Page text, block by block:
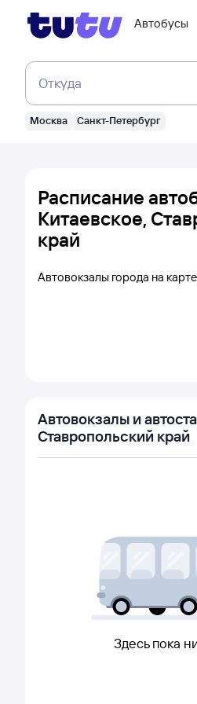
Автобусы
Откуда
Москва Санкт-Петербург
Расписание
Китаевское,
край
Автовокзалы города на карте
Автовокзалы и
Ставропольский край
Здесь пока